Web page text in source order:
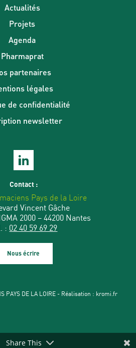
Actualités
Projets
Agenda
Pharmaprat
partenaires
légales
de confidentialité
newsletter
Contact :
Pays de la Loire
Vincent Gâche
2000 – 44200 Nantes
: 02 40 59 69 29
Nous écrire
PAYS DE LA LOIRE - Réalisation : kromi.fr
Share This